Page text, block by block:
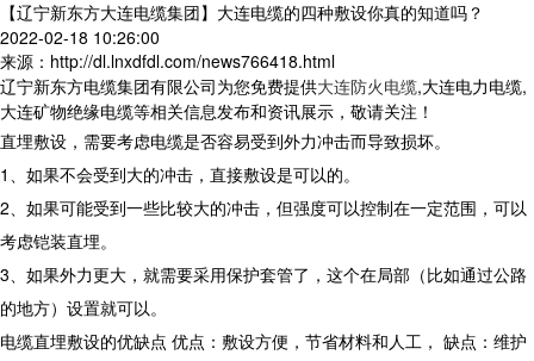
【辽宁新东方大连电缆集团】大连电缆的四种敷设你真的知道吗？
2022-02-18 10:26:00
来源：http://dl.lnxdfdl.com/news766418.html
辽宁新东方电缆集团有限公司为您免费提供大连防火电缆,大连电力电缆,
大连矿物绝缘电缆等相关信息发布和资讯展示，敬请关注！
直埋敷设，需要考虑电缆是否容易受到外力冲击而导致损坏。
1、如果不会受到大的冲击，直接敷设是可以的。
2、如果可能受到一些比较大的冲击，但强度可以控制在一定范围，可以
考虑铠装直埋。
3、如果外力更大，就需要采用保护套管了，这个在局部（比如通过公路
的地方）设置就可以。
电缆直埋敷设的优缺点 优点：敷设方便，节省材料和人工， 缺点：维护